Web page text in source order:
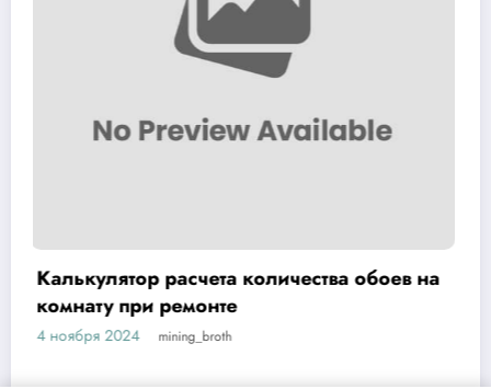
Стоит ли приобретать садовый
опрыскиватель Умница ОЭ 8л МИНИ
4 ноября 2024 mining_broth